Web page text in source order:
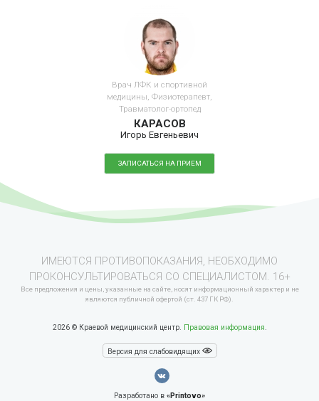
Врач ЛФК и спортивной
медицины, Физиотерапевт,
Травматолог-ортопед
КАРАСОВ
Игорь Евгеньевич
ЗАПИСАТЬСЯ НА ПРИЕМ
ИМЕЮТСЯ ПРОТИВОПОКАЗАНИЯ, НЕОБХОДИМО
ПРОКОНСУЛЬТИРОВАТЬСЯ СО СПЕЦИАЛИСТОМ. 16+
Все предложения и цены, указанные на сайте, носят информационный характер и не
являются публичной офертой (ст. 437 ГК РФ).
2026 © Краевой медицинский центр. Правовая информация.
Версия для слабовидящих
Разработано в «Printovo»